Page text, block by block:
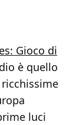
Gioco di
è quello
luci